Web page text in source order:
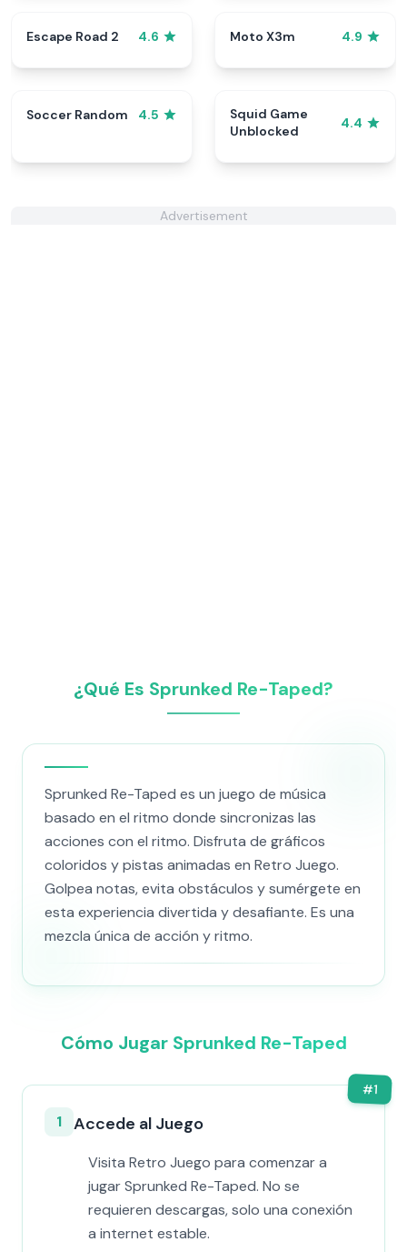
Escape Road 2 4.6 Moto X3m 4.9
Soccer Random 4.5
Squid Game
Unblocked
4.4
Advertisement
¿Qué Es Sprunked Re-Taped?
Sprunked Re-Taped es un juego de música
basado en el ritmo donde sincronizas las
acciones con el ritmo. Disfruta de gráficos
coloridos y pistas animadas en Retro Juego.
Golpea notas, evita obstáculos y sumérgete en
esta experiencia divertida y desafiante. Es una
mezcla única de acción y ritmo.
Cómo Jugar Sprunked Re-Taped
#1
1 Accede al Juego
Visita Retro Juego para comenzar a
jugar Sprunked Re-Taped. No se
requieren descargas, solo una conexión
a internet estable.